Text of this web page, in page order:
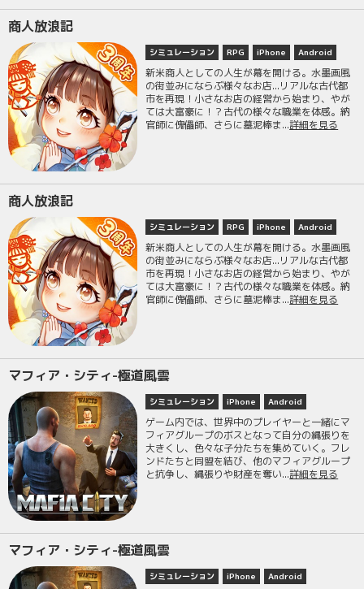
商人放浪記
シミュレーション RPG iPhone Android
新米商人としての人生が幕を開ける。水墨画風
の街並みにならぶ様々なお店...リアルな古代都
市を再現！小さなお店の経営から始まり、やが
ては大富豪に！？古代の様々な職業を体感。納
官師に傀儡師、さらに墓泥棒ま...詳細を見る
商人放浪記
シミュレーション RPG iPhone Android
新米商人としての人生が幕を開ける。水墨画風
の街並みにならぶ様々なお店...リアルな古代都
市を再現！小さなお店の経営から始まり、やが
ては大富豪に！？古代の様々な職業を体感。納
官師に傀儡師、さらに墓泥棒ま...詳細を見る
マフィア・シティ-極道風雲
シミュレーション iPhone Android
ゲーム内では、世界中のプレイヤーと一緒にマ
フィアグループのボスとなって自分の縄張りを
大きくし、色々な子分たちを集めていく。フレ
ンドたちと同盟を結び、他のマフィアグループ
と抗争し、縄張りや財産を奪い...詳細を見る
マフィア・シティ-極道風雲
シミュレーション iPhone Android